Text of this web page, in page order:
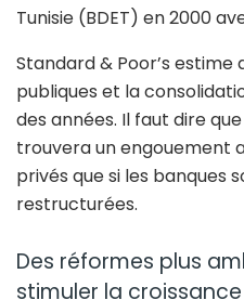
Tunisie (BDET) en 2000
Standard & Poor’s estime
publiques et la
des années. Il faut dire
trouvera un engouement
privés que si les banques
restructurées.
Des réformes plus
stimuler la croissance